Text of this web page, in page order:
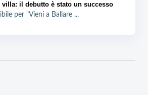
il debutto è stato un successo
per "Vieni a Ballare ...